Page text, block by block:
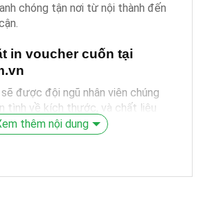
chóng tận nơi từ nội thành đến
in voucher cuốn tại
sẽ được đội ngũ nhân viên chúng
tình về kích thước, và chất liệu
để phù hợp với sản phẩm của
nghiệp.
sẽ chốt giá và thanh toán
thêm nội dung